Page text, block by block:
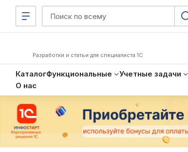
Разработки и статьи для специалиста 1С
КаталогФункциональные Учетные задачи
О нас